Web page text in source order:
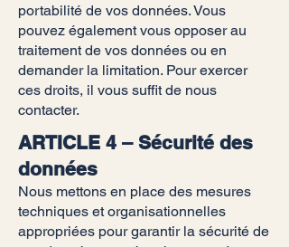
portabilité de vos données. Vous
pouvez également vous opposer au
traitement de vos données ou en
demander la limitation. Pour exercer
ces droits, il vous suffit de nous
contacter.
ARTICLE 4 – Sécurité des
données
Nous mettons en place des mesures
techniques et organisationnelles
appropriées pour garantir la sécurité de